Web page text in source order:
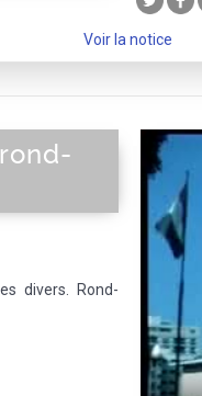
Voir la notice
divers. Rond-